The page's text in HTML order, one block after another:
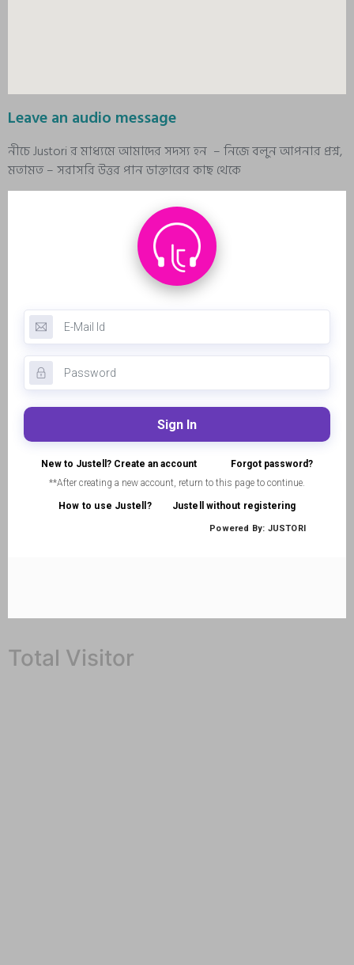
Leave an audio message
নীচে Justori র মাধ্যমে আমাদের সদস্য হন – নিজে বলুন আপনার প্রশ্ন,
মতামত – সরাসরি উত্তর পান ডাক্তারের কাছ থেকে
Total Visitor